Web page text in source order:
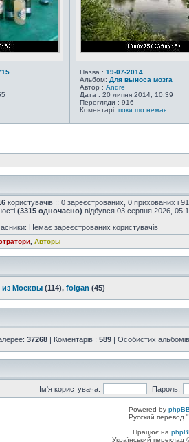
Назва : 19-07-2014
Альбом: Для выноса мозга
Автор : Andre
Дата : 20 липня 2014, 10:39
Перегляди : 916
Коментарі: поки що немає
користувачів :: 0 зареєстрованих, 0 прихованих і
(3315 одночасно) відбувся 03 серпня 2026,
Немає зареєстрованих користувачів
Авторы
из Москвы (114), folgan (45)
37268 | Коментарів : 589 | Особистих
Ім'я користувача: Пароль:
Powered by
Русский перевод
Працює на
Український